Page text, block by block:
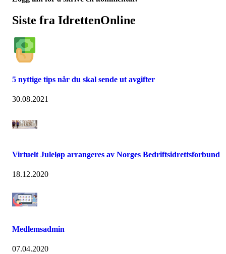
Siste fra IdrettenOnline
5 nyttige tips når du skal sende ut avgifter
30.08.2021
Virtuelt Juleløp arrangeres av Norges Bedriftsidrettsforbund
18.12.2020
Medlemsadmin
07.04.2020